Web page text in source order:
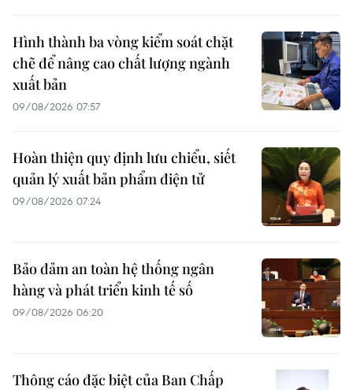
Hình thành ba vòng kiểm soát chặt
chẽ để nâng cao chất lượng ngành
xuất bản
09/08/2026 07:57
Hoàn thiện quy định lưu chiểu, siết
quản lý xuất bản phẩm điện tử
09/08/2026 07:24
Bảo đảm an toàn hệ thống ngân
hàng và phát triển kinh tế số
09/08/2026 06:20
Thông cáo đặc biệt của Ban Chấp